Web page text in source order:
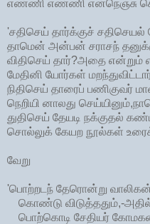
எண்ணி எண்ணி என்நெஞ்சு
'சதிசெய் தார்க்குச்
தாமென் அன்பன் சராசந்
விதிசெய் தார்?அதை
மேதினி யோர்கள்
நிதிசெய் தாரைப் பணிகுவர்
நெறியி னாலது
துதிசெய் தேயடி நக்குதல்
சொல்லுக் கேயற நூல்கள்
வேறு
'பொற்றடந் தேரொன்று
கொண்டு விடுத்ததும்,-
பொற்கொடி சேதியர்